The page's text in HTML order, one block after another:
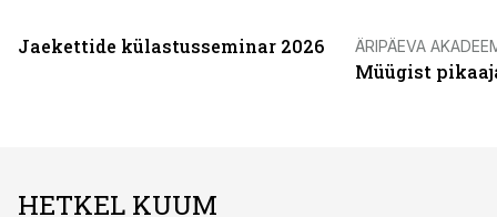
Jaekettide külastusseminar 2026 ÄRIPÄEVA
Müügist
HETKEL KUUM